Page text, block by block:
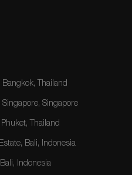
Thailand
Singapore
Thailand
Bali, Indonesia
Indonesia